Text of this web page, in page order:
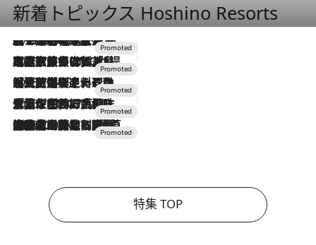
新着トピックス Hoshino Resorts
2026.8.7
【トンボの足水浴】ヒノキの香りに包まれて涼感マックス！約13℃の湧水かけ流しを避暑地「星野温泉 トンボの湯」で体験
2026.7.31
【ホテル帰省】という選択肢をOMOが提案。家族とほどよい距離を保つには「昼は実家、夜は気兼ねなくホテルで！」
2026.7.24
【夏限定ディナーコース】旬を迎える稚鮎や花ズッキーニなどをイタリア・トスカーナの郷土料理の手法で満喫！
2026.7.17
「土佐和ハーブかき氷」がOMO7高知に登場！生姜、山椒、大葉など目にも舌にも涼を呼ぶ郷土の味
2026.7.10
NEW OPEN！【界 草津】名湯の地に誕生。趣の異なる2種の温泉と上州ならではの会席・蕎麦割烹など美食を味わう究極の癒やし旅
特集 TOP